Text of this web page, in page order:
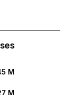
M
M